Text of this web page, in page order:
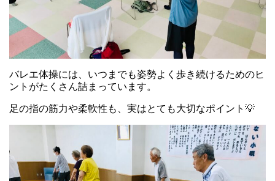
バレエ体操には、いつまでも姿勢よく歩き続けるためのヒ
ントがたくさん詰まっています。
足の指の筋力や柔軟性も、実はとても大切なポイント💡